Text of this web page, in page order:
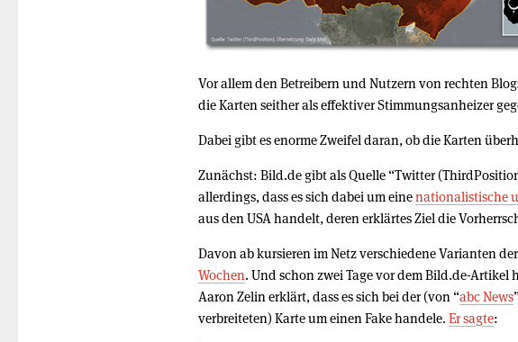
Vor allem den Betreibern und Nutzern von rechten
die Karten seither als effektiver Stimmungsanheizer
Dabei gibt es enorme Zweifel daran, ob die Karten
Zunächst: Bild.de gibt als Quelle “Twitter
allerdings, dass es sich dabei um einenationalistische
aus den USA handelt, deren erklärtes Ziel die
Davon ab kursieren im Netz verschiedene Varianten
Wochen. Und schon zwei Tage vor dem Bild.de-Artikel
Aaron Zelin erklärt, dass es sich bei der (von “abc News
verbreiteten) Karte um einen Fake handele. Er sagte: